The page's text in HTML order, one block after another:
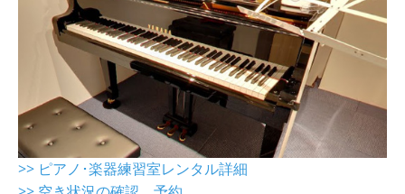
>> ピアノ･楽器練習室レンタル詳細